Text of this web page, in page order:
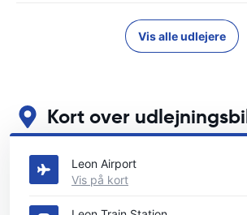
Vis alle udlejere
Kort over
Se vores vigtigste biludlejningssteder i
Leon Airport
Vis på kort